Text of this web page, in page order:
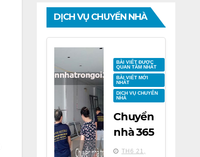
DỊCH VỤ CHUYỂN NHÀ
BÀI VIẾT ĐƯỢC
QUAN TÂM NHẤT
BÀI VIẾT MỚI
NHẤT
DỊCH VỤ CHUYỂN
NHÀ
Chuyển
nhà 365
tại chung
TH6 21,